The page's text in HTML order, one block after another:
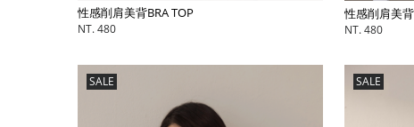
性感削肩美背BRA TOP
NT. 480
性感削肩美
NT. 480
SALE SALE